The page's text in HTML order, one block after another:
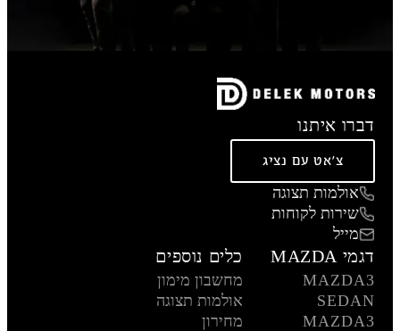
דברו איתנו
צ'אט עם נציג
אולמות תצוגה
שירות לקוחות
מייל
דגמי MAZDA
MAZDA3
SEDAN
MAZDA3
כלים נוספים
מחשבון מימון
אולמות תצוגה
מחירון